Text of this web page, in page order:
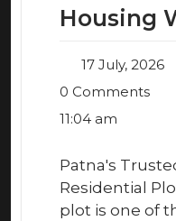
Housing
17 July, 2026
0 Comments
11:04 am
Patna's
Residential
plot is one of